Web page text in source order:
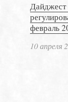
Дайджест
февраль
10 апреля